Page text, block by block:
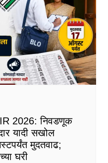
2026: निवडणूक
यादी सखोल
मुदतवाढ;
घरी